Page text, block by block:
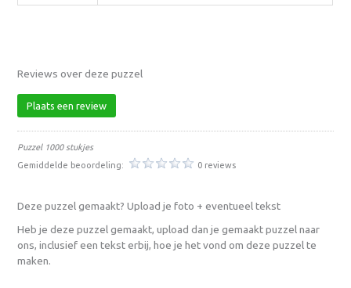
Reviews over deze puzzel
Plaats een review
Puzzel 1000 stukjes
Gemiddelde beoordeling:
0 reviews
Deze puzzel gemaakt? Upload je foto + eventueel tekst
Heb je deze puzzel gemaakt, upload dan je gemaakt puzzel naar
ons, inclusief een tekst erbij, hoe je het vond om deze puzzel te
maken.